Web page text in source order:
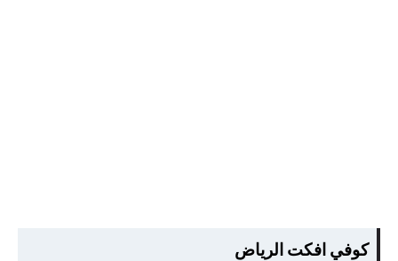
كوفي افكت الرياض